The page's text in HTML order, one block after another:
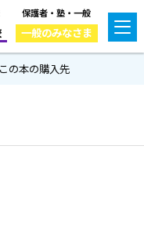
保護者・塾・一般
一般のみなさま
この本の購入先